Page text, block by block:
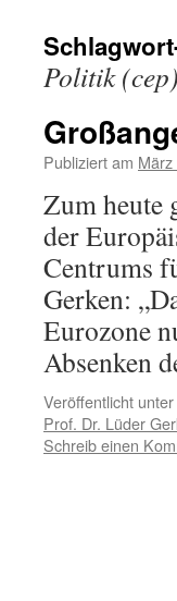
Politik (cep)
Publiziert am
Zum heute
der
Centrums
Gerken:
Eurozone
Absenken
Veröffentlicht unter
Prof. Dr. Lüder
Schreib einen